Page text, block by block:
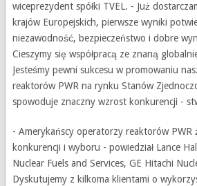
wiceprezydent spółki TVEL. - Już
krajów Europejskich, pierwsze wyniki
niezawodność, bezpieczeństwo i dobre
Cieszymy się współpracą ze znaną
Jesteśmy pewni sukcesu w promowaniu
reaktorów PWR na rynku Stanów
spowoduje znaczny wzrost konkurencji -
- Amerykańscy operatorzy reaktorów PWR
konkurencji i wyboru - powiedział Lance
Nuclear Fuels and Services, GE Hitachi
Dyskutujemy z kilkoma klientami o